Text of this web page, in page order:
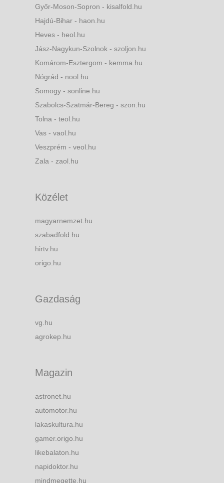
Győr-Moson-Sopron - kisalfold.hu
Hajdú-Bihar - haon.hu
Heves - heol.hu
Jász-Nagykun-Szolnok - szoljon.hu
Komárom-Esztergom - kemma.hu
Nógrád - nool.hu
Somogy - sonline.hu
Szabolcs-Szatmár-Bereg - szon.hu
Tolna - teol.hu
Vas - vaol.hu
Veszprém - veol.hu
Zala - zaol.hu
Közélet
magyarnemzet.hu
szabadfold.hu
hirtv.hu
origo.hu
Gazdaság
vg.hu
agrokep.hu
Magazin
astronet.hu
automotor.hu
lakaskultura.hu
gamer.origo.hu
likebalaton.hu
napidoktor.hu
mindmegette.hu